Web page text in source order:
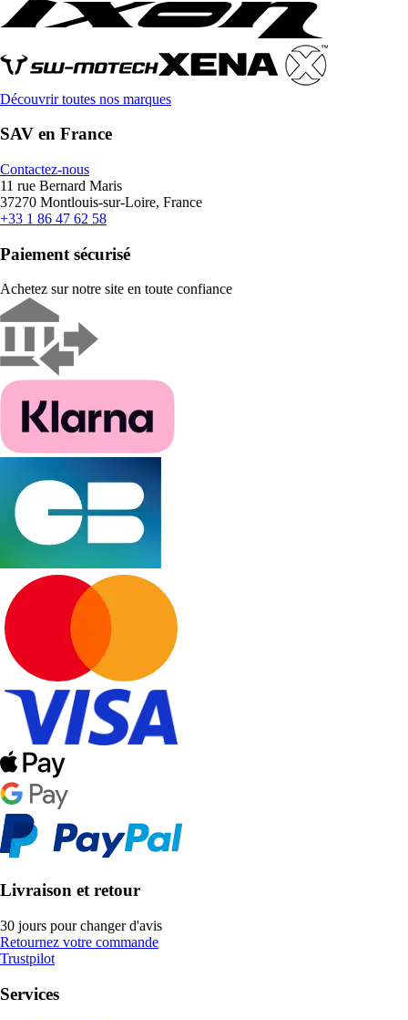
Découvrir toutes nos marques
SAV en France
Contactez-nous
11 rue Bernard Maris
37270 Montlouis-sur-Loire, France
+33 1 86 47 62 58
Paiement sécurisé
Achetez sur notre site en toute confiance
Livraison et retour
30 jours pour changer d'avis
Retournez votre commande
Trustpilot
Services